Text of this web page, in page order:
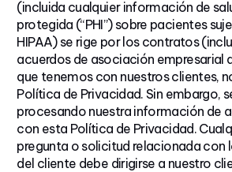
(incluida cualquier información de
protegida (“PHI”) sobre pacientes
HIPAA) se rige por los contratos
acuerdos de asociación empresarial
que tenemos con nuestros clientes,
Política de Privacidad. Sin embargo,
procesando nuestra información de
con esta Política de Privacidad.
pregunta o solicitud relacionada con
del cliente debe dirigirse a nuestro